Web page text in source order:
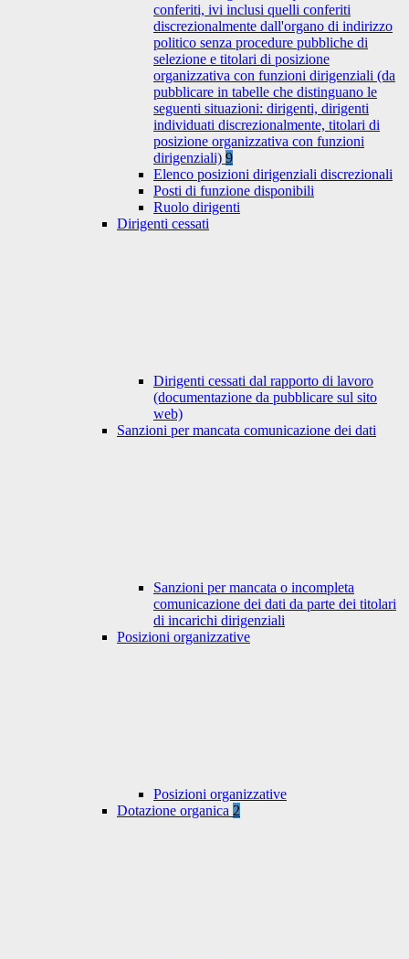
conferiti, ivi inclusi quelli conferiti
discrezionalmente dall'organo di indirizzo
politico senza procedure pubbliche di
selezione e titolari di posizione
organizzativa con funzioni dirigenziali (da
pubblicare in tabelle che distinguano le
seguenti situazioni: dirigenti, dirigenti
individuati discrezionalmente, titolari di
posizione organizzativa con funzioni
dirigenziali) 9
Elenco posizioni dirigenziali discrezionali
Posti di funzione disponibili
Ruolo dirigenti
Dirigenti cessati
Dirigenti cessati dal rapporto di lavoro
(documentazione da pubblicare sul sito
web)
Sanzioni per mancata comunicazione dei dati
Sanzioni per mancata o incompleta
comunicazione dei dati da parte dei titolari
di incarichi dirigenziali
Posizioni organizzative
Posizioni organizzative
Dotazione organica 2